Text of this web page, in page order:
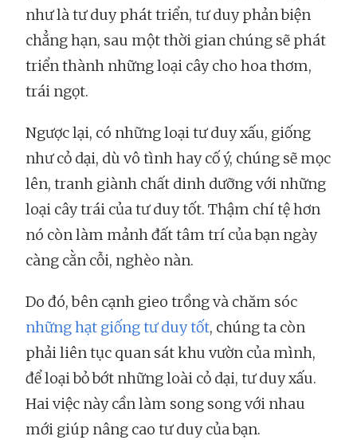
như là tư duy phát triển, tư duy phản biện
chẳng hạn, sau một thời gian chúng sẽ phát
triển thành những loại cây cho hoa thơm,
trái ngọt.
Ngược lại, có những loại tư duy xấu, giống
như cỏ dại, dù vô tình hay cố ý, chúng sẽ mọc
lên, tranh giành chất dinh dưỡng với những
loại cây trái của tư duy tốt. Thậm chí tệ hơn
nó còn làm mảnh đất tâm trí của bạn ngày
càng cằn cỗi, nghèo nàn.
Do đó, bên cạnh gieo trồng và chăm sóc
những hạt giống tư duy tốt, chúng ta còn
phải liên tục quan sát khu vườn của mình,
để loại bỏ bớt những loài cỏ dại, tư duy xấu.
Hai việc này cần làm song song với nhau
mới giúp nâng cao tư duy của bạn.